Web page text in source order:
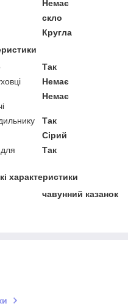
Немає
скло
Кругла
Так
Немає
Немає
Так
Сірий
Так
характеристики
чавунний казанок